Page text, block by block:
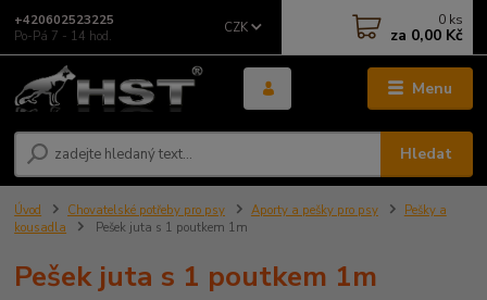
Menu
CZK
Hledat
+420602523225
Po-Pá 7 - 14 hod.
0 ks
za 0,00 Kč
Úvod Chovatelské potřeby pro psy Aporty a pešky pro psy
Pešky a
kousadla
Pešek juta s 1 poutkem 1m
Pešek juta s 1 poutkem 1m